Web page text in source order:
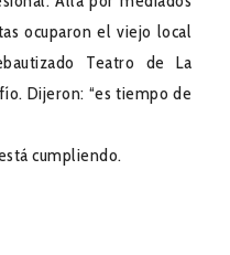
ocuparon el viejo local
Teatro de La
Dijeron: “es tiempo de
cumpliendo.